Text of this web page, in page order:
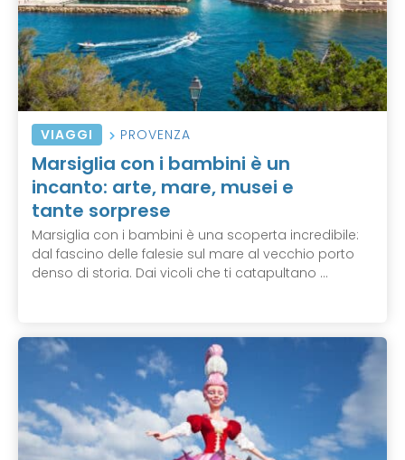
VIAGGI PROVENZA
Marsiglia con i bambini è un
incanto: arte, mare, musei e
tante sorprese
Marsiglia con i bambini è una scoperta incredibile:
dal fascino delle falesie sul mare al vecchio porto
denso di storia. Dai vicoli che ti catapultano ...